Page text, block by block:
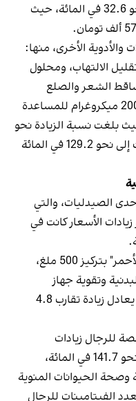
من فقر الدم لدى الأطفال، زيادة بنحو 32.6 في المائة، حيث
الأخرى، منها:
الالتهاب، ومحلول
تساقط الشعر والصلع
الوراثي، وأقراص "الكروميوم" بتركيز 200 ميكروغرام للمساعدة
بلغت نسبة الزيادة نحو
41.7 في المائة لبعضها، فيما وصلت إلى نحو 129.2 في المائة
الصيدليات، والتي
زيادات الأسعار كانت في
فقد ارتفع سعر أكياس "الجينسنغ الأحمر" بتركيز 500 ملغ،
وتقوية جهاز
المناعة، بنحو 380 في المائة، أي ما يعادل زيادة تقارب 4.8
للرجال زيادات
ملحوظة، ومنها: "ويلمان سبورت" بنحو 141.7 في المائة،
الحيوانات المنوية
متعدد الفيتامينات للرجال